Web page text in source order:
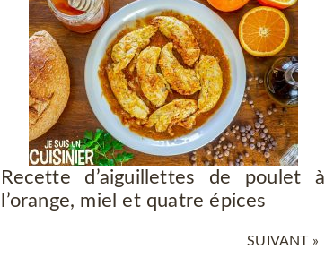
Recette d’aiguillettes de poulet à
l’orange, miel et quatre épices
SUIVANT »